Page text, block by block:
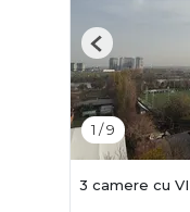
1 /9
Previous
3 camere cu